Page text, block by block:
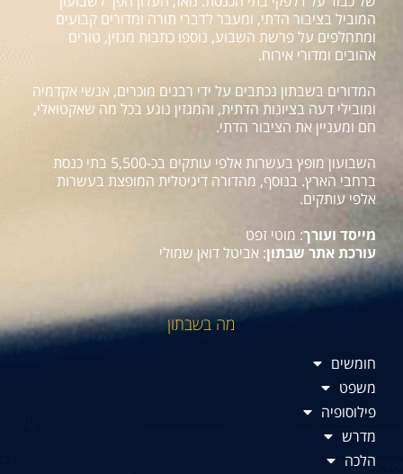
המוביל בציבור הדתי, ומעבר לדברי תורה ומדורים קבועים
ומתחלפים על פרשת השבוע, נוספו כתבות מגזין, טורים
אהובים ומדורי אירוח.
המדורים בשבתון נכתבים על ידי רבנים מוכרים, אנשי אקדמיה
ומובילי דעה בציונות הדתית, והמגזין נוגע בכל מה שאקטואלי,
חם ומעניין את הציבור הדתי.
השבועון מופץ בעשרות אלפי עותקים בכ-5,500 בתי כנסת
ברחבי הארץ. בנוסף, מהדורה דיגיטלית המופצת בעשרות
אלפי עותקים.
מייסד ועורך: מוטי זפט
עורכת אתר שבתון: אביטל דואן שמולי
מה בשבתון
חומשים
משפט
פילוסופיה
מדרש
הלכה